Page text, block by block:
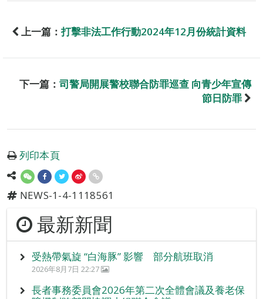
上一篇： 打擊非法工作行動2024年12月份統計資料
下一篇： 司警局開展警校聯合防罪巡查 向青少年宣傳
節日防罪
列印本頁
NEWS-1-4-1118561
最新新聞
受熱帶氣旋 “白海豚” 影響 部分航班取消
2026年8月7日 22:27
長者事務委員會2026年第二次全體會議及養老保